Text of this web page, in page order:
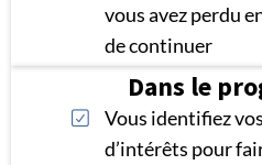
vous avez perdu
de continuer
Dans le
Vous identifiez
d’intérêts pour